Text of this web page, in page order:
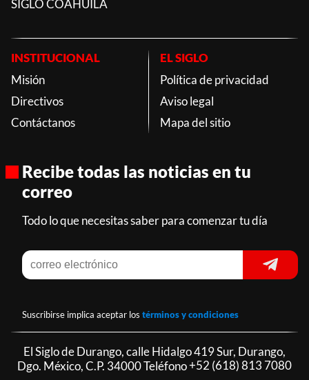
SIGLO COAHUILA
INSTITUCIONAL
Misión
Directivos
Contáctanos
EL SIGLO
Política de privacidad
Aviso legal
Mapa del sitio
Recibe todas las noticias en tu
correo
Todo lo que necesitas saber para comenzar tu día
Suscribirse implica aceptar los términos y condiciones
El Siglo de Durango, calle Hidalgo 419 Sur, Durango,
Dgo. México, C.P. 34000 Teléfono+52 (618) 813 7080